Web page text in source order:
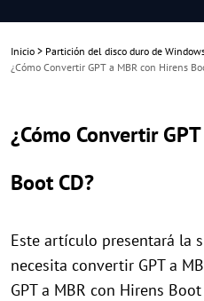
Inicio > Partición del disco duro de
¿Cómo Convertir GPT a MBR con Hirens
¿Cómo Convertir
Boot CD?
Este artículo presentará la
necesita convertir GPT a
GPT a MBR con Hirens